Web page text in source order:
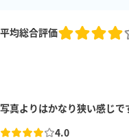
平均総合評価
4.0